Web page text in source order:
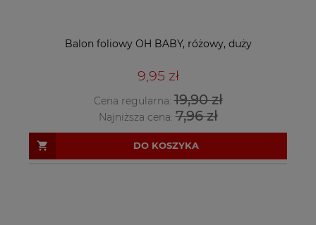
Balon foliowy OH BABY, różowy, duży
9,95 zł
Cena regularna:19,90 zł
Najniższa cena:7,96 zł
DO KOSZYKA